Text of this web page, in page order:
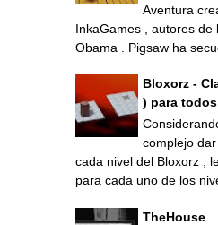
Aventura
InkaGames , autores de
Obama . Pigsaw ha
Bloxorz -
) para
complejo
cada nivel del Bloxorz ,
para cada uno de los
TheHouse